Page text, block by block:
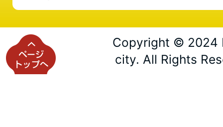
Copyright © 2024
city. All Rights